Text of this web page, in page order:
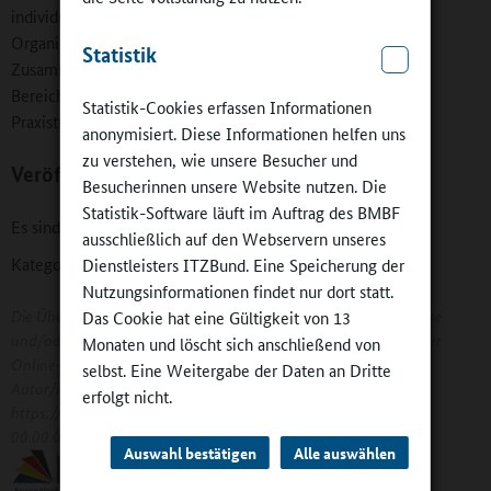
Statistik
Statistik-Cookies erfassen Informationen
anonymisiert. Diese Informationen helfen uns
zu verstehen, wie unsere Besucher und
Besucherinnen unsere Website nutzen. Die
Statistik-Software läuft im Auftrag des BMBF
ausschließlich auf den Webservern unseres
Dienstleisters ITZBund. Eine Speicherung der
Nutzungsinformationen findet nur dort statt.
Das Cookie hat eine Gültigkeit von 13
Monaten und löscht sich anschließend von
selbst. Eine Weitergabe der Daten an Dritte
erfolgt nicht.
Auswahl bestätigen Alle auswählen
individuelle Entwicklung von Schülerinnen und Schülern, 2)
Organisation, Lernkultur und Schulentwicklung und 3)
Zusammenwirken von Akteuren. Ziel ist es, in diesen drei
Bereichen Wissen zu generieren, abzusichern und den
Praxistransfer sicherzustellen.
Veröffentlichungen
Es sind keine Publikationen gelistet.
Kategorien:Forschung-BMBF-geförderte Projekte
Die Übernahme von Artikeln und Interviews - auch auszugsweise
und/oder bei Nennung der Quelle - ist nur nach Zustimmung der
Online-Redaktion erlaubt. Wir bitten um folgende Zitierweise:
Autor/in: Artikelüberschrift. Datum. In:
https://www.ganztagsschulen.org/xxx. Datum des Zugriffs: